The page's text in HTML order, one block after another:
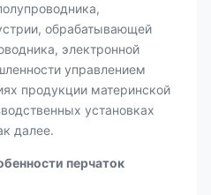
обрабатывающей
электронной
управлением
продукции материнской
установках
далее.
перчаток